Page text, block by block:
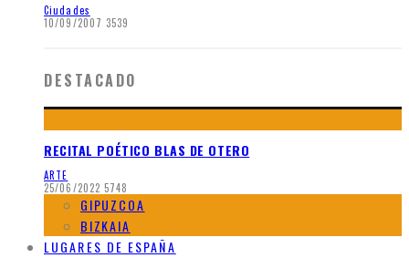
Ciudades
10/09/2007 3539
DESTACADO
RECITAL POÉTICO BLAS DE OTERO
ARTE
25/06/2022 5748
GIPUZCOA
BIZKAIA
LUGARES DE ESPAÑA